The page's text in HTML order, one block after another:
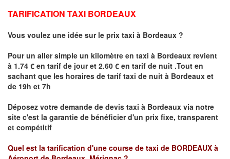
TARIFICATION TAXI BORDEAUX
Vous voulez une idée sur le prix taxi à Bordeaux ?
Pour un aller simple un kilomètre en taxi à Bordeaux revient
à 1.74 € en tarif de jour et 2.60 € en tarif de nuit .Tout en
sachant que les horaires de tarif taxi de nuit à Bordeaux et
de 19h et 7h
Déposez votre demande de devis taxi à Bordeaux via notre
site c'est la garantie de bénéficier d'un prix fixe, transparent
et compétitif
Quel est la tarification d'une course de taxi de BORDEAUX à